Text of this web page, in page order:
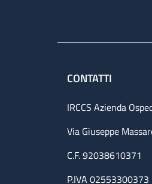
CONTATTI
IRCCS Azienda
Via Giuseppe
C.F. 92038610371
P.IVA 02553300373